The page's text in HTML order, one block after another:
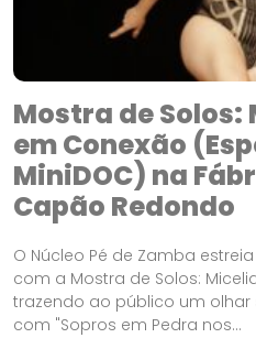
Mostra de Solos:
em Conexão
MiniDOC) na
Capão Redondo
O Núcleo Pé de Zamba
com a Mostra de Solos:
trazendo ao público um
com "Sopros em Pedra nos...